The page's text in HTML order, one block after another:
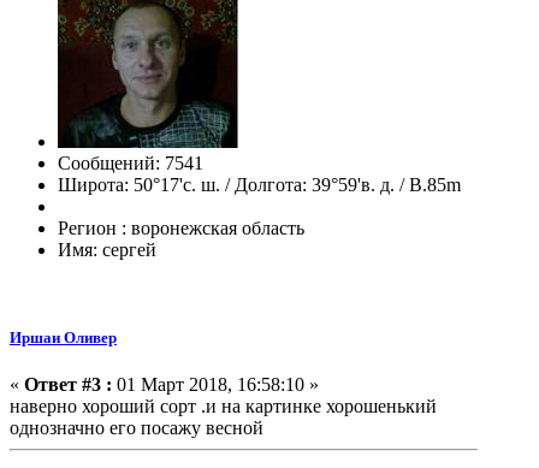
Сообщений: 7541
Широта: 50°17'с. ш. / Долгота: 39°59'в. д. / В.85m
Регион : воронежская область
Имя: сергей
Иршаи Оливер
« Ответ #3 : 01 Март 2018, 16:58:10 »
наверно хороший сорт .и на картинке хорошенький
однозначно его посажу весной